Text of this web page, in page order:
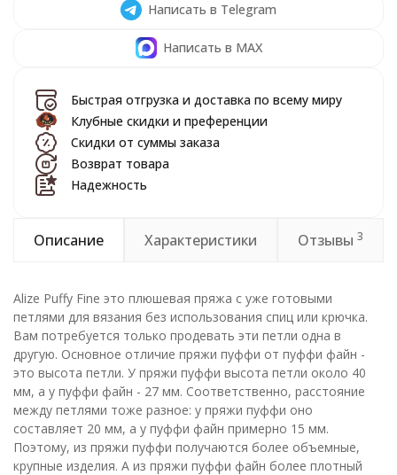
Написать в Telegram
Написать в MAX
Быстрая отгрузка и доставка по всему миру
Клубные скидки и преференции
Скидки от суммы заказа
Возврат товара
Надежность
Описание Характеристики Отзывы 3
Alize Puffy Fine это плюшевая пряжа c уже готовыми
петлями для вязания без использования спиц или крючка.
Вам потребуется только продевать эти петли одна в
другую. Основное отличие пряжи пуффи от пуффи файн -
это высота петли. У пряжи пуффи высота петли около 40
мм, а у пуффи файн - 27 мм. Соответственно, расстояние
между петлями тоже разное: у пряжи пуффи оно
составляет 20 мм, а у пуффи файн примерно 15 мм.
Поэтому, из пряжи пуффи получаются более объемные,
крупные изделия. А из пряжи пуффи файн более плотный